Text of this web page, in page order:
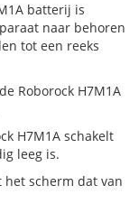
batterij is
naar behoren
tot een reeks
Roborock H7M1A
H7M1A schakelt
leeg is.
scherm dat van